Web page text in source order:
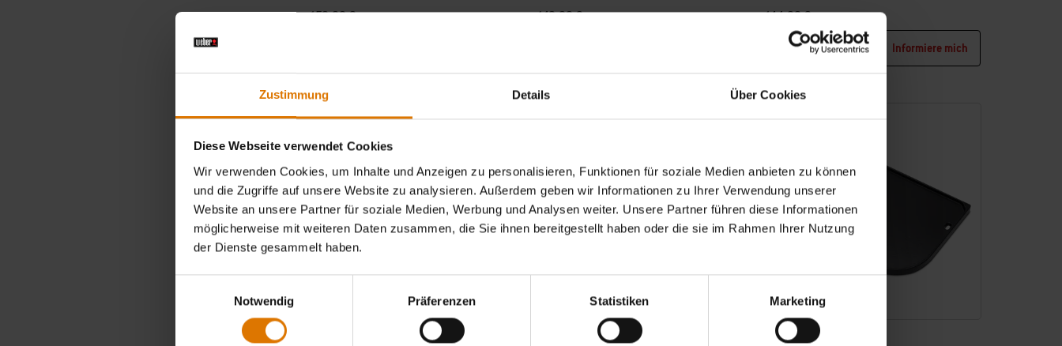
Zustimmung Details Über Cookies
Diese Webseite verwendet Cookies
Wir verwenden Cookies, um Inhalte und Anzeigen zu personalisieren, Funktionen für soziale Medien anbieten zu können
und die Zugriffe auf unsere Website zu analysieren. Außerdem geben wir Informationen zu Ihrer Verwendung unserer
Website an unsere Partner für soziale Medien, Werbung und Analysen weiter. Unsere Partner führen diese Informationen
möglicherweise mit weiteren Daten zusammen, die Sie ihnen bereitgestellt haben oder die sie im Rahmen Ihrer Nutzung
der Dienste gesammelt haben.
Notwendig
Präferenzen Statistiken Marketing
159,99 € 149,99 € 144,99 €
inkl. MwSt., zzgl. Versand
Informiere mich
-25%
Plancha